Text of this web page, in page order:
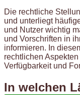
Die rechtliche
und unterliegt
und Nutzer wichtig
und Vorschriften in
informieren. In
rechtlichen
Verfügbarkeit und
In welchen